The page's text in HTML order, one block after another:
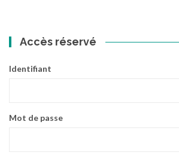
Accès réservé
Identifiant
Mot de passe